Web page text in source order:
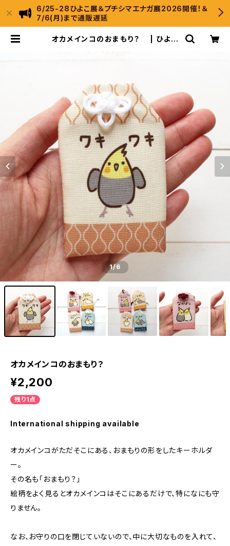
6/25-28ひよこ展＆プチシマエナガ展2026開催！＆
7/6(月)まで通販遅延
オカメインコのおまもり？ | ひよこ
1/6
オカメインコのおまもり？
¥2,200
残り1点
International shipping available
オカメインコがただそこにある、おまもりの形をしたキーホルダ
ー。
その名も「おまもり？」
絵柄をよく見るとオカメインコはそこにあるだけで、特になにも守
りません。
なお、お守りの口を閉じていないので、中に大切なものを入れて、